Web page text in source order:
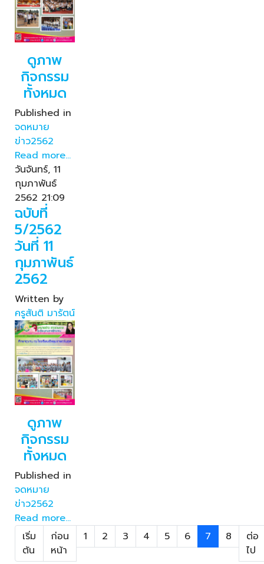
ดูภาพ
กิจกรรม
ทั้งหมด
Published in
จดหมาย
ข่าว2562
Read more...
วันจันทร์, 11
กุมภาพันธ์
2562 21:09
ฉบับที่
5/2562
วันที่ 11
กุมภาพันธ์
2562
Written by
ครูสันติ มารัตน์
ดูภาพ
กิจกรรม
ทั้งหมด
Published in
จดหมาย
ข่าว2562
Read more...
เริ่ม
ต้น
ก่อน
หน้า
1 2 3 4 5 6 7 8
ต่อ
ไป